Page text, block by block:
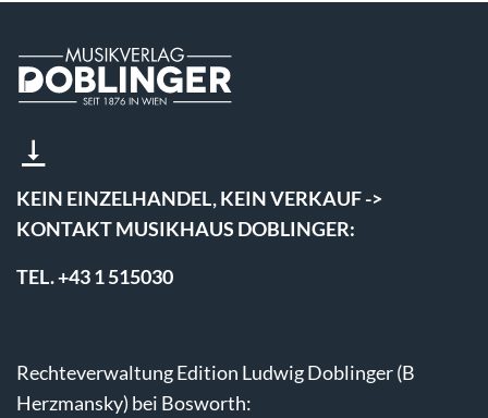
KEIN EINZELHANDEL, KEIN VERKAUF ->
KONTAKT MUSIKHAUS DOBLINGER:
TEL. +43 1 515030
Rechteverwaltung Edition Ludwig Doblinger (B
Herzmansky) bei Bosworth: